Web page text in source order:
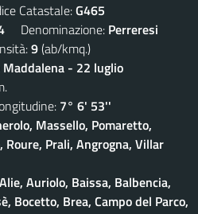
Catastale:G465
Denominazione: Perreresi
9(ab/kmq.)
- 22 luglio
7° 6' 53''
Massello, Pomaretto,
Roure, Prali, Angrogna, Villar
Auriolo, Baissa, Balbencia,
Bocetto, Brea, Campo del Parco,